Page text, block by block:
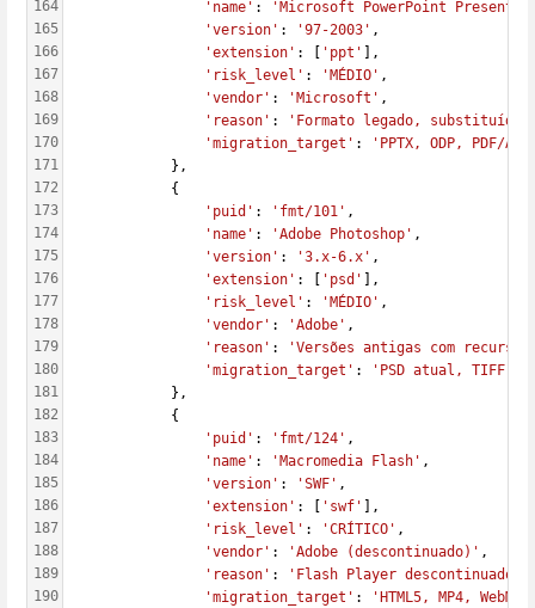
164
165
166
167
168
169
170
171
172
173
174
175
176
177
178
179
180
181
182
183
184
185
186
187
188
189
190
'name' :
'Microsoft PowerPoint
'version' : '97-2003' ,
'extension' : [ 'ppt'
],
'risk_level' : 'MÉDIO' ,
'vendor' : 'Microsoft' ,
'reason' :
'Formato legado, substituído
'migration_target' :
'PPTX, ODP, PDF/A'
            },
            {
'puid' : 'fmt/101' ,
'name' : 'Adobe Photoshop' ,
'version' : '3.x-6.x' ,
'extension' : [ 'psd'
],
'risk_level' : 'MÉDIO' ,
'vendor' : 'Adobe' ,
'reason' :
'Versões antigas com
'migration_target' :
'PSD atual, TIFF,
            },
            {
'puid' : 'fmt/124' ,
'name' : 'Macromedia Flash' ,
'version' : 'SWF' ,
'extension' : [ 'swf'
],
'risk_level' : 'CRÍTICO' ,
'vendor' : 'Adobe (descontinuado)' ,
'reason' :
'Flash Player descontinuado
'migration_target' :
'HTML5, MP4, WebM'